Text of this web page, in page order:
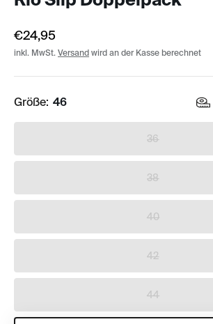
€24,95
inkl. MwSt. Versand wird an der Kasse berechnet
Größe: 46
36
38
40
42
44